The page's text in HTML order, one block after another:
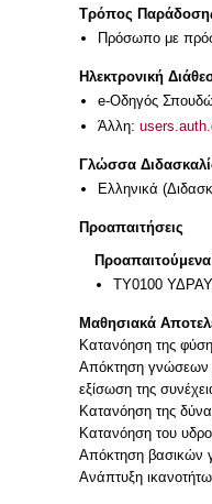
Τρόπος
Πρόσωπο με
Ηλεκτρονική
e-Οδηγός
Άλλη:
Γλώσσα
Ελληνικά
Προαπαιτήσεις
ΤΥ0100
Μαθησιακά
Κατανόηση της
Απόκτηση γνώσεων
εξίσωση της
Κατανόηση της
Κατανόηση του
Απόκτηση βασικών